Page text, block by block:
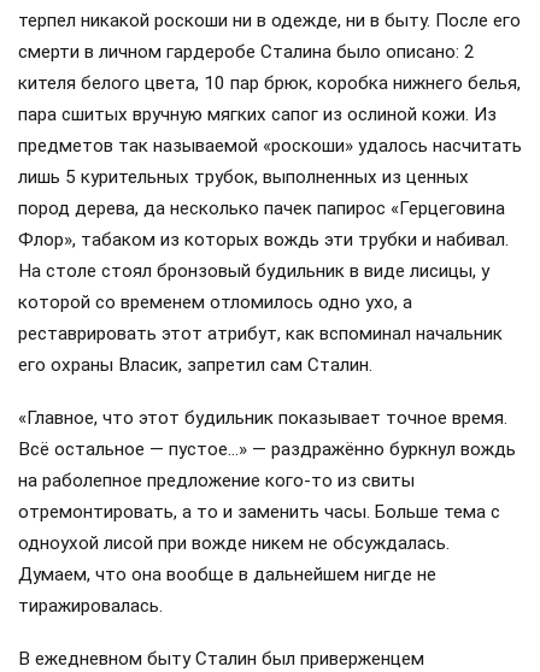
дедушки» был натурой архисложной и противоречивой.
Порой жестокой. Собственно, только таким и должен
был быть человек, сумевший перевернуть жизнь не
только Российской империи, но, по сути, и всего мира,
заставив историков и политиков до сих пор спорить до
хрипоты: хорошо или плохо он сделал и соратникам, и
будущим поколениям? Причём, как принято считать, за
зарплату всего в 500 рублей…
И словно мухи тут и там ходят слухи по домам…
Об этом человеке, вопреки российской традиции
обсуждать всё и всех, при жизни никаких слухов не
существовало: это было смертельно опасно!
Иосиф Сталин правил Советским Союзом в прямом
смысле «не снимая одного и того же кителя». Вождь не
терпел никакой роскоши ни в одежде, ни в быту. После его
смерти в личном гардеробе Сталина было описано: 2
кителя белого цвета, 10 пар брюк, коробка нижнего белья,
пара сшитых вручную мягких сапог из ослиной кожи. Из
предметов так называемой «роскоши» удалось насчитать